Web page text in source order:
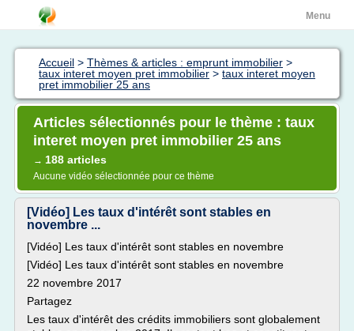
Menu
Accueil > Thèmes & articles : emprunt immobilier >
taux interet moyen pret immobilier > taux interet moyen
pret immobilier 25 ans
Articles sélectionnés pour le thème : taux
interet moyen pret immobilier 25 ans
→ 188 articles
Aucune vidéo sélectionnée pour ce thème
[Vidéo] Les taux d'intérêt sont stables en
novembre ...
[Vidéo] Les taux d'intérêt sont stables en novembre
[Vidéo] Les taux d'intérêt sont stables en novembre
22 novembre 2017
Partagez
Les taux d'intérêt des crédits immobiliers sont globalement